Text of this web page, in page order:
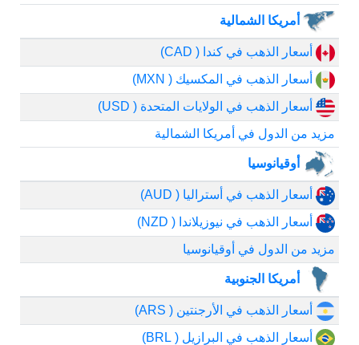
أمريكا الشمالية
أسعار الذهب في كندا ( CAD)
أسعار الذهب في المكسيك ( MXN)
أسعار الذهب في الولايات المتحدة ( USD)
مزيد من الدول في أمريكا الشمالية
أوقيانوسيا
أسعار الذهب في أستراليا ( AUD)
أسعار الذهب في نيوزيلاندا ( NZD)
مزيد من الدول في أوقيانوسيا
أمريكا الجنوبية
أسعار الذهب في الأرجنتين ( ARS)
أسعار الذهب في البرازيل ( BRL)